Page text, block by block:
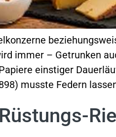
immer – Getrunken
einstiger
musste Federn